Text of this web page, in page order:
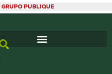
GRUPO PUBLIQUE